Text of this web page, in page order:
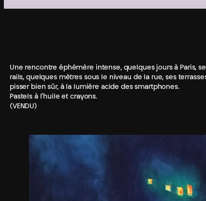
Une rencontre éphémère intense, quelques jours à Paris,
rails, quelques mètres sous le niveau de la rue, ses
pisser bien sûr, à la lumière acide des smartphones.
Pastels à l’huile et crayons.
(VENDU)